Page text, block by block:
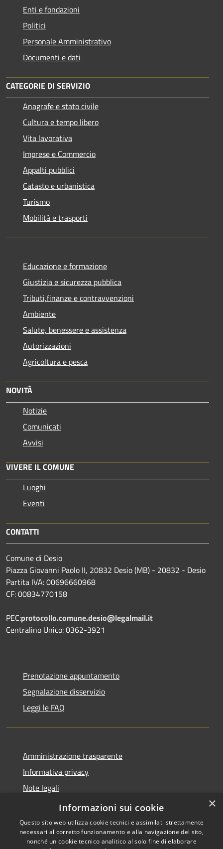
Enti e fondazioni
Politici
Personale Amministrativo
Documenti e dati
CATEGORIE DI SERVIZIO
Anagrafe e stato civile
Cultura e tempo libero
Vita lavorativa
Imprese e Commercio
Appalti pubblici
Catasto e urbanistica
Turismo
Mobilità e trasporti
Educazione e formazione
Giustizia e sicurezza pubblica
Tributi,finanze e contravvenzioni
Ambiente
Salute, benessere e assistenza
Autorizzazioni
Agricoltura e pesca
NOVITÀ
Notizie
Comunicati
Avvisi
VIVERE IL COMUNE
Luoghi
Eventi
CONTATTI
Comune di Desio
Piazza Giovanni Paolo II, 20832 Desio (MB) - 20832 - Desio
Partita IVA: 00696660968
CF: 00834770158
PEC:protocollo.comune.desio@legalmail.it
Centralino Unico: 0362-3921
Prenotazione appuntamento
Segnalazione disservizio
Leggi le FAQ
Amministrazione trasparente
Informativa privacy
Note legali
Dichiarazione di accessibilità
×
Informazioni sui cookie
Questo sito web utilizza cookie tecnici e assimilati strettamente
necessari al corretto funzionamento e alla navigazione del sito,
nonché un cookie tecnico analitico al solo fine di elaborare